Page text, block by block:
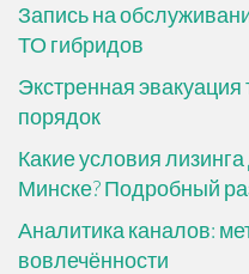
Запись на
ТО гибридов
Экстренная эвакуация
порядок
Какие условия
Минске? Подробный
Аналитика каналов:
вовлечённости